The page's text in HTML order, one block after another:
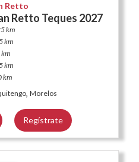
Retto
Retto Teques 2027
km
km
km
km
, Morelos
Regístrate